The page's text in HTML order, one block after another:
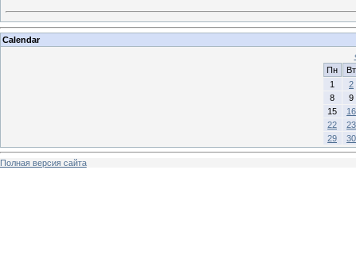
Calendar
Пн
Вт
1
2
8
9
15
16
22
23
29
30
Полная версия сайта